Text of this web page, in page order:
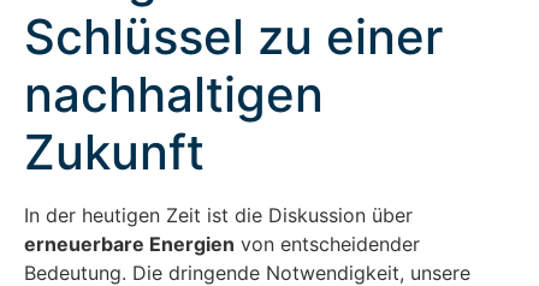
Schlüssel zu einer
nachhaltigen
Zukunft
In der heutigen Zeit ist die Diskussion über
erneuerbare Energien von entscheidender
Bedeutung. Die dringende Notwendigkeit, unsere